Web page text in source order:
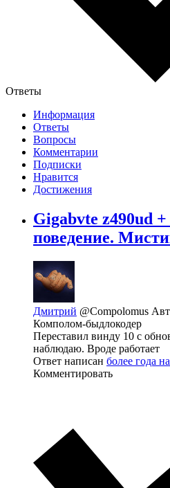
Ответы
Информация
Ответы
Вопросы
Комментарии
Подписки
Нравится
Достижения
Gigabvte z490ud
поведение.
Дмитрий @Compolomus
Комполом-быдлокодер
Переставил винду 10 с
наблюдаю. Вроде работает
Ответ написан более года
Комментировать